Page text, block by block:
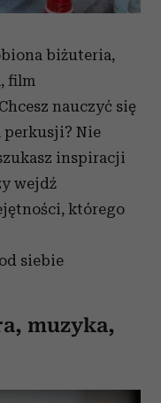
biżuteria,
film
nauczyć się
perkusji? Nie
inspiracji
wejdź
którego
siebie
muzyka,